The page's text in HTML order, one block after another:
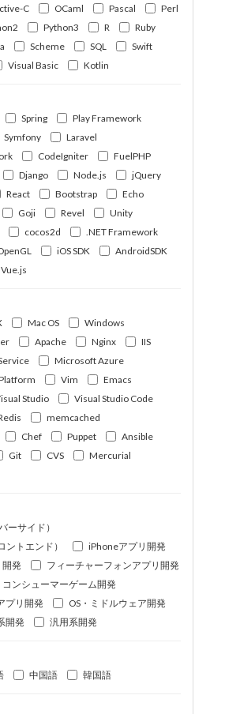
C OCaml Pascal
Perl
Python3 R
Ruby
Scheme SQL
Swift
Visual Basic Kotlin
Spring
Play Framework
Symfony
Laravel
CodeIgniter
FuelPHP
Django Node.js
jQuery
React Bootstrap
Echo
Goji Revel
Unity
cocos2d
.NET Framework
iOS SDK
AndroidSDK
Vue.js
Mac OS
Windows
Apache Nginx
IIS
Microsoft Azure
Vim
Emacs
Studio
Visual Studio Code
memcached
Chef Puppet
Ansible
Git CVS
Mercurial
ーサイド）
ントエンド）
iPhoneアプリ開発
発
フィーチャーフォンアプリ開発
コンシューマーゲーム開発
プリ開発
OS・ミドルウェア開発
開発
汎用系開発
中国語 韓国語